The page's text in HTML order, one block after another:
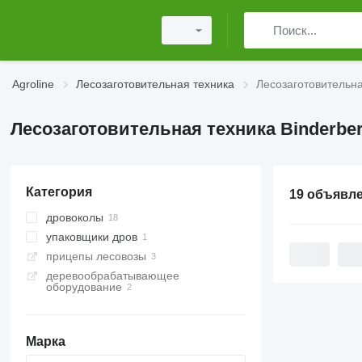
Agroline Лесозаготовительная техника
Лесозаготовительная техника
Категория
дровоколы
упаковщики дров
прицепы лесовозы
деревообрабатывающее
оборудование
Марка
19